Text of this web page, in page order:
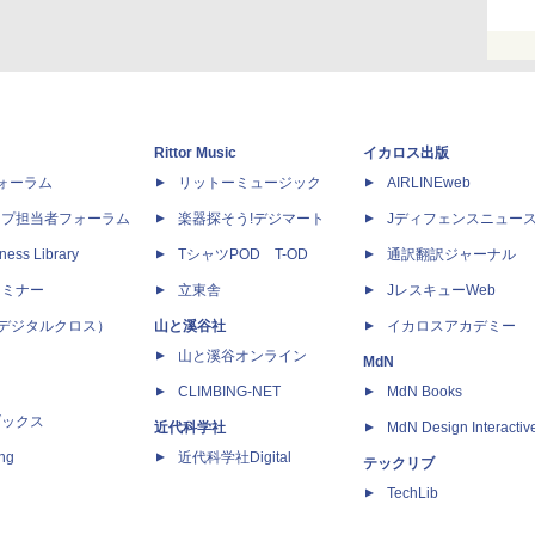
ーラム
担当者フォーラム
Library
ナー
ジタルクロス）
クス
Rittor Music
リットーミュージック
楽器探そう!デジマート
TシャツPOD T-OD
立東舎
山と溪谷社
山と溪谷オンライン
CLIMBING-NET
近代科学社
近代科学社Digital
イカロス出版
AIRLINEweb
Jディフェンスニュー
通訳翻訳ジャーナル
JレスキューWeb
イカロスアカデミー
MdN
MdN Books
MdN Design
テックリブ
TechLib